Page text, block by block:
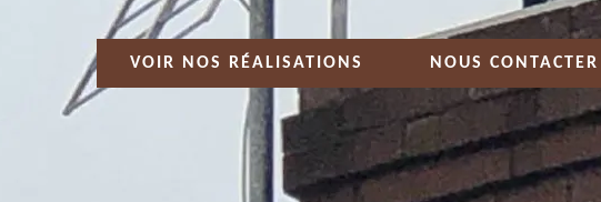
VOIR NOS RÉALISATIONS NOUS CONTACTER